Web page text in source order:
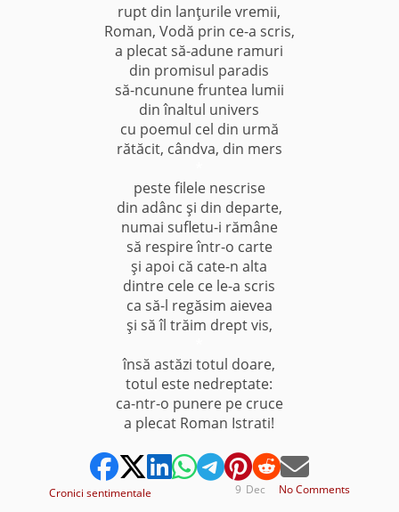
rupt din lanţurile vremii,
Roman, Vodă prin ce-a scris,
a plecat să-adune ramuri
din promisul paradis
să-ncunune fruntea lumii
din înaltul univers
cu poemul cel din urmă
rătăcit, cândva, din mers
peste filele nescrise
din adânc şi din departe,
numai sufletu-i rămâne
să respire într-o carte
şi apoi că cate-n alta
dintre cele ce le-a scris
ca să-l regăsim aievea
şi să îl trăim drept vis,
însă astăzi totul doare,
totul este nedreptate:
ca-ntr-o punere pe cruce
a plecat Roman Istrati!
Cronici sentimentale No Comments
Dec
9